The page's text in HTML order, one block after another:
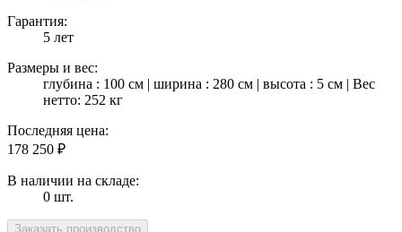
Гарантия:
5 лет
Размеры и вес:
глубина : 100 см | ширина : 280 см | высота : 5 см | Вес
нетто: 252 кг
Последняя цена:
178 250 ₽
В наличии на складе:
0 шт.